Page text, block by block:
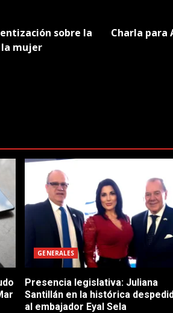
sobre la
mujer
Charla para
GENERALES
Presencia legislativa: Juliana
Santillán en la histórica
al embajador Eyal Sela